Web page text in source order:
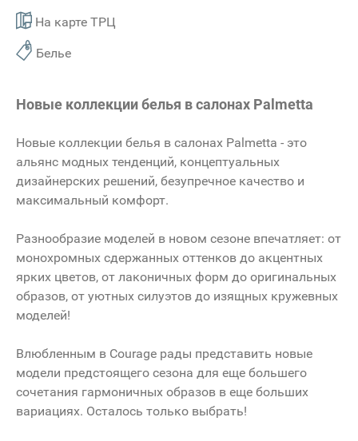
На карте ТРЦ
Белье
Новые коллекции белья в салонах Palmetta
Новые коллекции белья в салонах Palmetta - это
альянс модных тенденций, концептуальных
дизайнерских решений, безупречное качество и
максимальный комфорт.
Разнообразие моделей в новом сезоне впечатляет: от
монохромных сдержанных оттенков до акцентных
ярких цветов, от лаконичных форм до оригинальных
образов, от уютных силуэтов до изящных кружевных
моделей!
Влюбленным в Courage рады представить новые
модели предстоящего сезона для еще большего
сочетания гармоничных образов в еще больших
вариациях. Осталось только выбрать!